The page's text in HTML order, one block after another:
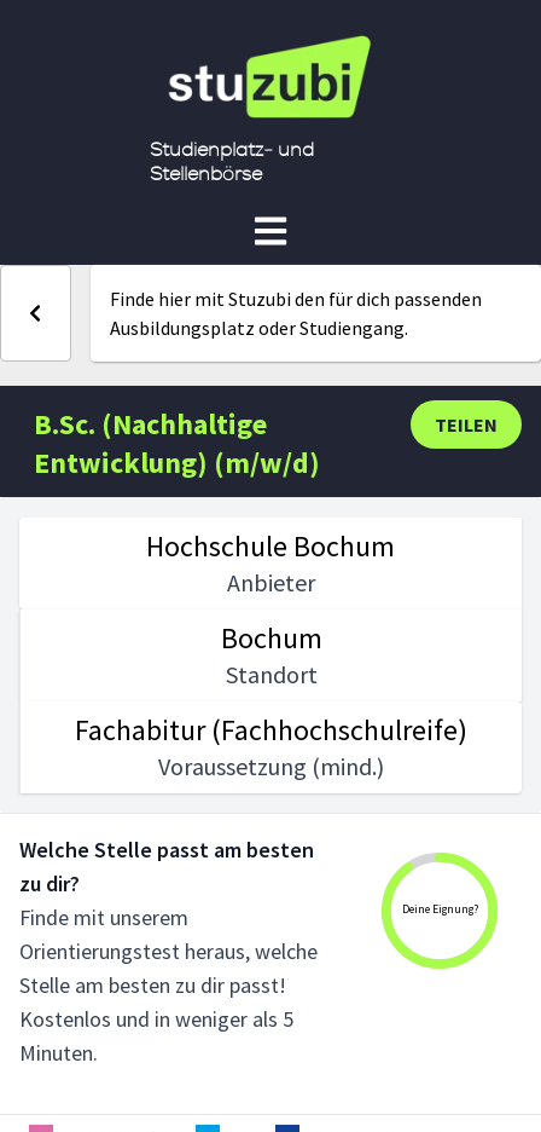
Studienplatz- und
Stellenbörse
Finde hier mit Stuzubi den für dich passenden
Ausbildungsplatz oder Studiengang.
TEILEN
B.Sc. (Nachhaltige
Entwicklung) (m/w/d)
Hochschule Bochum
Anbieter
Bochum
Standort
Fachabitur (Fachhochschulreife)
Voraussetzung (mind.)
Deine Eignung?
Welche Stelle passt am besten
zu dir?
Finde mit unserem
Orientierungstest heraus, welche
Stelle am besten zu dir passt!
Kostenlos und in weniger als 5
Minuten.